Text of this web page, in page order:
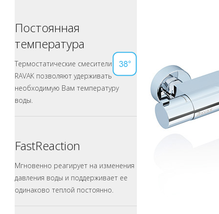
Постоянная
температура
Термостатические смесители
RAVAK позволяют удерживать
необходимую Вам температуру
воды.
FastReaction
Мгновенно реагирует на изменения
давления воды и поддерживает ее
одинаково теплой постоянно.